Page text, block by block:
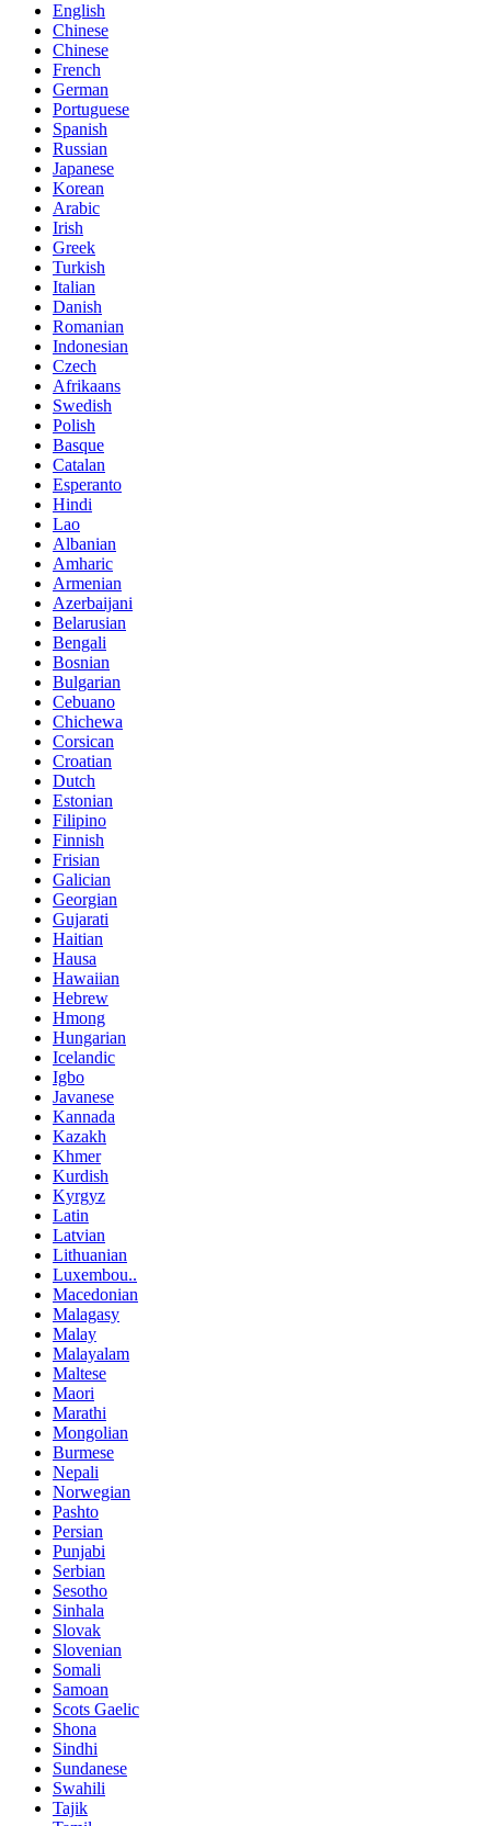
English
Chinese
Chinese
French
German
Portuguese
Spanish
Russian
Japanese
Korean
Arabic
Irish
Greek
Turkish
Italian
Danish
Romanian
Indonesian
Czech
Afrikaans
Swedish
Polish
Basque
Catalan
Esperanto
Hindi
Lao
Albanian
Amharic
Armenian
Azerbaijani
Belarusian
Bengali
Bosnian
Bulgarian
Cebuano
Chichewa
Corsican
Croatian
Dutch
Estonian
Filipino
Finnish
Frisian
Galician
Georgian
Gujarati
Haitian
Hausa
Hawaiian
Hebrew
Hmong
Hungarian
Icelandic
Igbo
Javanese
Kannada
Kazakh
Khmer
Kurdish
Kyrgyz
Latin
Latvian
Lithuanian
Luxembou..
Macedonian
Malagasy
Malay
Malayalam
Maltese
Maori
Marathi
Mongolian
Burmese
Nepali
Norwegian
Pashto
Persian
Punjabi
Serbian
Sesotho
Sinhala
Slovak
Slovenian
Somali
Samoan
Scots Gaelic
Shona
Sindhi
Sundanese
Swahili
Tajik